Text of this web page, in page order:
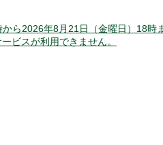
ら2026年8月21日（金曜日）18時
ビスが利用できません。